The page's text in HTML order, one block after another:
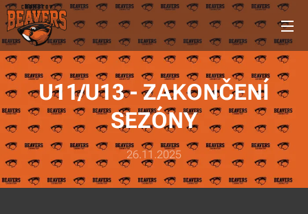
U11/U13 - ZAKONČENÍ
SEZÓNY
26.11.2025